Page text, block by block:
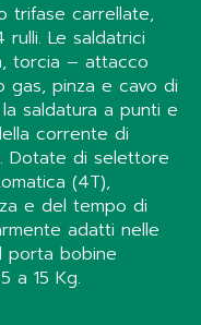
trifase carrellate,
Le saldatrici
torcia – attacco
pinza e cavo di
saldatura a punti e
corrente di
Dotate di selettore
(4T),
e del tempo di
adatti nelle
porta bobine
a 15 Kg.